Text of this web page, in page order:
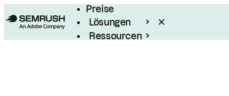
Preise
Lösungen
Ressourcen